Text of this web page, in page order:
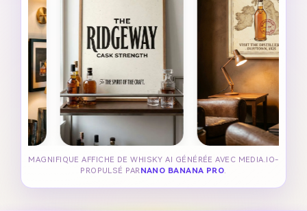
MAGNIFIQUE AFFICHE DE WHISKY AI GÉNÉRÉE AVEC MEDIA.IO-
PROPULSÉ PAR NANO BANANA PRO.